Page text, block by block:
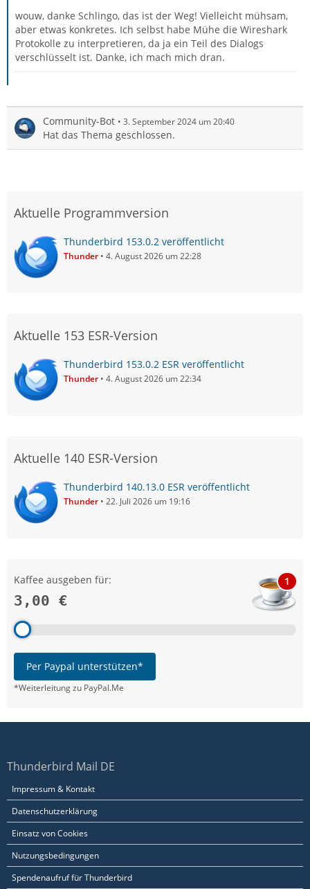
wouw, danke Schlingo, das ist der Weg! Vielleicht mühsam,
aber etwas konkretes. Ich selbst habe Mühe die Wireshark
Protokolle zu interpretieren, da ja ein Teil des Dialogs
verschlüsselt ist. Danke, ich mach mich dran.
Community-Bot 3. September 2024 um 20:40
Hat das Thema geschlossen.
Aktuelle Programmversion
Thunderbird 153.0.2 veröffentlicht
Thunder 4. August 2026 um 22:28
Aktuelle 153 ESR-Version
Thunderbird 153.0.2 ESR veröffentlicht
Thunder 4. August 2026 um 22:34
Aktuelle 140 ESR-Version
Thunderbird 140.13.0 ESR veröffentlicht
Thunder 22. Juli 2026 um 19:16
Kaffee ausgeben für:
3,00 €
1
Per Paypal unterstützen*
*Weiterleitung zu PayPal.Me
Thunderbird Mail DE
Impressum & Kontakt
Datenschutzerklärung
Einsatz von Cookies
Nutzungsbedingungen
Spendenaufruf für Thunderbird